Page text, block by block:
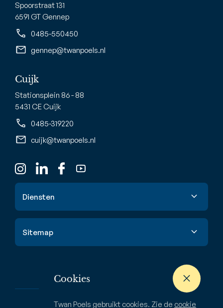
Cookies
Twan Poels gebruikt cookies. Zie de cookie
Spoorstraat 131
6591 GT Gennep
0485-550450
gennep@twanpoels.nl
Cuijk
Stationsplein 86 - 88
5431 CE Cuijk
0485-319220
cuijk@twanpoels.nl
Diensten
Waardebepaling
Verhuur & huur
Sitemap
Nieuwbouw